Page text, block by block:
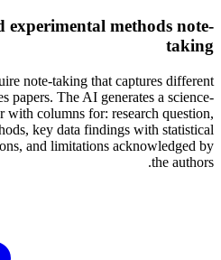
methods note-
taking
note-taking that captures different
papers. The AI generates a science-
with columns for: research question,
key data findings with statistical
and limitations acknowledged by
the authors.